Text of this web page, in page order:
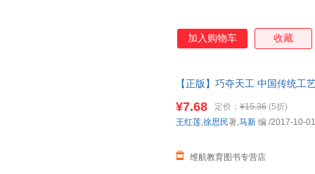
加入购物车 收藏
【正版】巧夺天工 中国传统工
¥7.68 定价： ¥15.36 (5折)
维航教育图书专营店
王红莲,徐思民著,马新 编 /2017-10-01